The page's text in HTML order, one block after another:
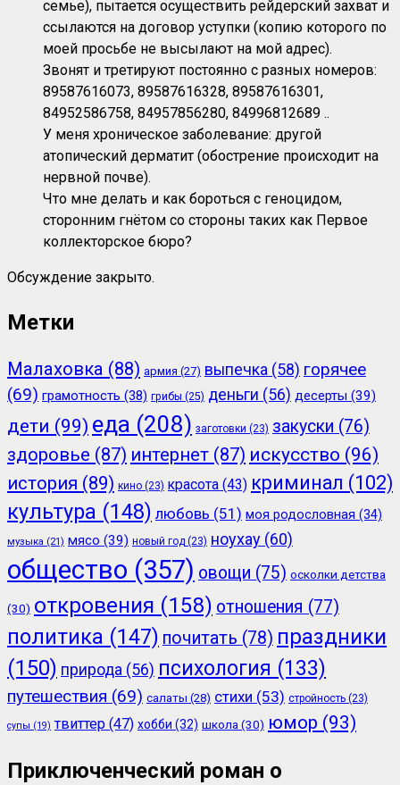
семье), пытается осуществить рейдерский захват и
ссылаются на договор уступки (копию которого по
моей просьбе не высылают на мой адрес).
Звонят и третируют постоянно с разных номеров:
89587616073, 89587616328, 89587616301,
84952586758, 84957856280, 84996812689 ..
У меня хроническое заболевание: другой
атопический дерматит (обострение происходит на
нервной почве).
Что мне делать и как бороться с геноцидом,
сторонним гнётом со стороны таких как Первое
коллекторское бюро?
Обсуждение закрыто.
Метки
Малаховка (88) армия (27) выпечка (58) горячее
(69) грамотность (38) грибы (25) деньги (56) десерты (39)
дети (99) еда (208) заготовки (23) закуски (76)
здоровье (87) интернет (87) искусство (96)
история (89) кино (23) красота (43) криминал (102)
культура (148) любовь (51) моя родословная (34)
музыка (21) мясо (39) новый год (23) ноухау (60)
общество (357) овощи (75) осколки детства
(30) откровения (158) отношения (77)
политика (147) почитать (78) праздники
(150) природа (56) психология (133)
путешествия (69) салаты (28) стихи (53) стройность (23)
супы (19) твиттер (47) хобби (32) школа(30) юмор (93)
Приключенческий роман о